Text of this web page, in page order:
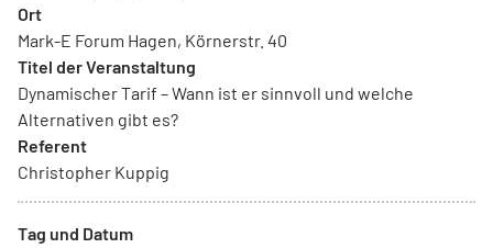
Ort
Mark-E Forum Hagen, Körnerstr. 40
Titel der Veranstaltung
Dynamischer Tarif – Wann ist er sinnvoll und welche
Alternativen gibt es?
Referent
Christopher Kuppig
Tag und Datum